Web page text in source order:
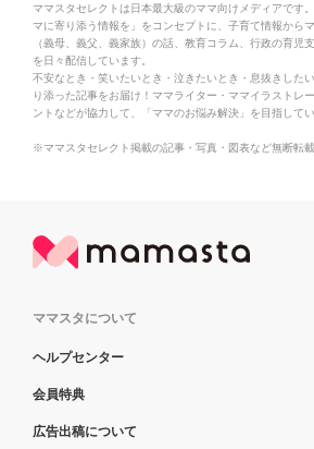
ママスタセレクトは日本最大級のママ向けメディアです
マに寄り添う情報を」をコンセプトに、子育て情報から
（義母、義父、義家族）の話、教育コラム、行政の育児
を日々配信しています。
不安なとき・笑いたいとき・泣きたいとき・息抜きした
り添った記事をお届け！ママライター・ママイラストレ
ントなどが協力して、「ママのお悩み解決」を目指してい
※ママスタセレクト掲載の記事・写真・図表など無断転載
ママスタについて
ヘルプセンター
会員特典
広告出稿について